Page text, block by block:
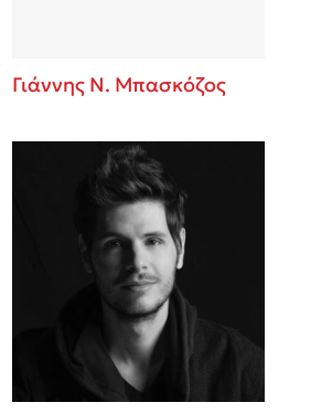
Γιάννης Ν. Μπασκόζος